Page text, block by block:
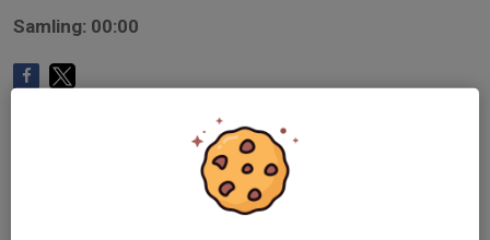
Samling: 00:00